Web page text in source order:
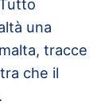
una
tracce
che il